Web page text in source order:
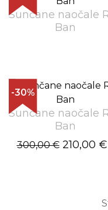
Sunčane naočale
Ban
-30%
Sunčane naočale
Ban
300,00 €210,00 €